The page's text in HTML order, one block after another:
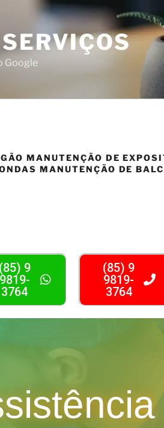
Google
MANUTENÇÃO DE
MANUTENÇÃO DE
(85) 9
9819-
3764
(85) 9
9819-
3764